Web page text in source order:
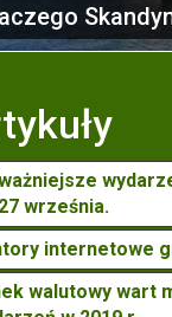
września.
internetowe
walutowy wart